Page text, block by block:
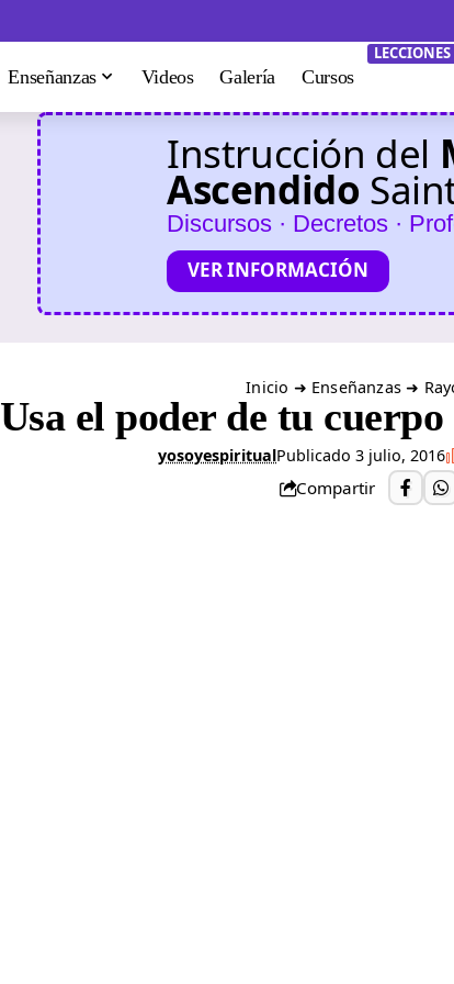
Enseñanzas Videos Galería Cursos
Instrucción del
Ascendido
Discursos · Decretos ·
VER INFORMACIÓN
Inicio ➜ Enseñanzas ➜
Usa el poder de tu
yosoyespiritualPublicado 3 julio, 2016
Compartir